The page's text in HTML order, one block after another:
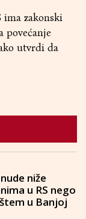
ima zakonski
povećanje
utvrdi da
niže
u RS nego
u Banjoj